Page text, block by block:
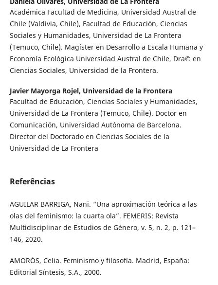
Académica Facultad de Medicina, Universidad Austral de
Chile (Valdivia, Chile), Facultad de Educación, Ciencias
Sociales y Humanidades, Universidad de La Frontera
(Temuco, Chile). Magíster en Desarrollo a Escala Humana y
Economía Ecológica Universidad Austral de Chile, Dra© en
Ciencias Sociales, Universidad de la Frontera.
Javier Mayorga Rojel, Universidad de la Frontera
Facultad de Educación, Ciencias Sociales y Humanidades,
Universidad de La Frontera (Temuco, Chile). Doctor en
Comunicación, Universidad Autónoma de Barcelona.
Director del Doctorado en Ciencias Sociales de la
Universidad de La Frontera
Referências
AGUILAR BARRIGA, Nani. “Una aproximación teórica a las
olas del feminismo: la cuarta ola”. FEMERIS: Revista
Multidisciplinar de Estudios de Género, v. 5, n. 2, p. 121–
146, 2020.
AMORÓS, Celia. Feminismo y filosofía. Madrid, España:
Editorial Síntesis, S.A., 2000.